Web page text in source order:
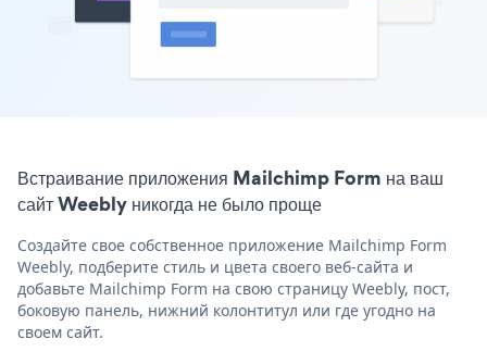
Встраивание приложения Mailchimp Form на ваш
сайт Weebly никогда не было проще
Создайте свое собственное приложение Mailchimp Form
Weebly, подберите стиль и цвета своего веб-сайта и
добавьте Mailchimp Form на свою страницу Weebly, пост,
боковую панель, нижний колонтитул или где угодно на
своем сайт.